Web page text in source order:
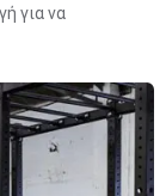
για να